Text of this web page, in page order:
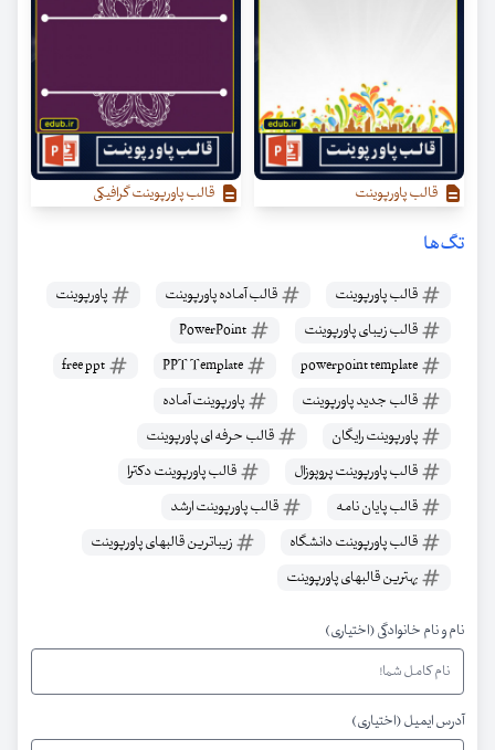
قالب پاورپوینت قالب پاورپوینت گرافیکی
تگ‌ها
قالب پاورپوینت قالب آماده پاورپوینت
پاورپوینت
قالب زیبای پاورپوینت
قالب جدید پاورپوینت
پاورپوینت آماده
پاورپوینت رایگان
قالب حرفه ای پاورپوینت
قالب پاورپوینت پروپوزال
قالب پاورپوینت دکترا
قالب پایان نامه
قالب پاورپوینت ارشد
قالب پاورپوینت دانشگاه
زیباترین قالبهای پاورپوینت
بهترین قالبهای پاورپوینت
نام و نام خانوادگی (اختیاری)
آدرس ایمیل (اختیاری)